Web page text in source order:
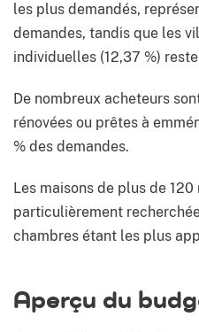
les plus demandés,
demandes, tandis que les
individuelles (12,37 %)
De nombreux acheteurs
rénovées ou prêtes à
% des demandes.
Les maisons de plus de
particulièrement
chambres étant les plus
Aperçu du